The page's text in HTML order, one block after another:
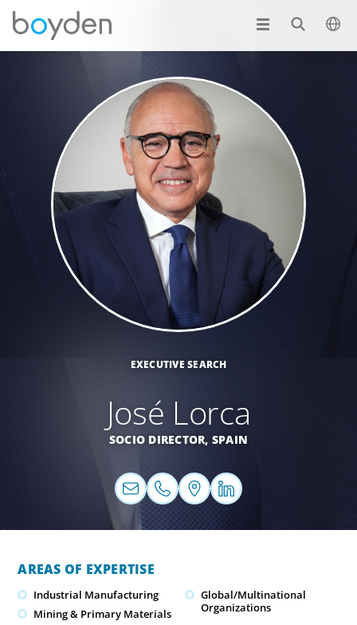
EXECUTIVE SEARCH
José Lorca
SOCIO DIRECTOR, SPAIN
AREAS OF EXPERTISE
Industrial Manufacturing
Mining & Primary Materials
Global/Multinational
Organizations